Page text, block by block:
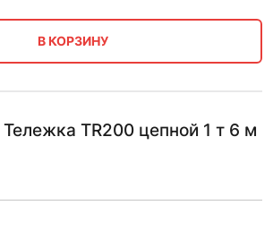
В КОРЗИНУ
Тележка TR200 цепной 1 т 6 м